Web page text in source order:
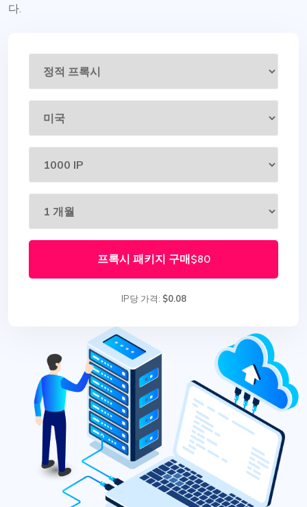
다.
프록시 패키지 구매$80
IP당 가격: $0.08